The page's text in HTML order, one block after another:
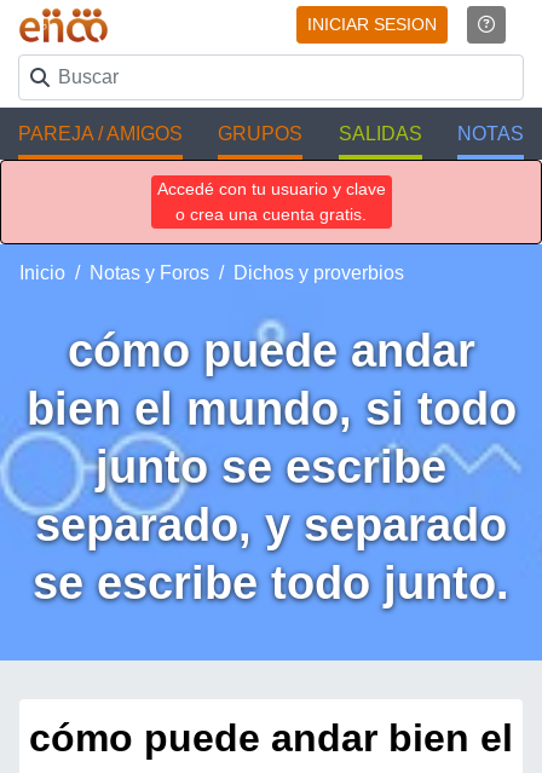
INICIAR SESION
PAREJA / AMIGOS GRUPOS SALIDAS NOTAS
Accedé con tu usuario y clave
o crea una cuenta gratis.
Inicio Notas y Foros Dichos y proverbios
cómo puede andar
bien el mundo, si todo
junto se escribe
separado, y separado
se escribe todo junto.
cómo puede andar bien el